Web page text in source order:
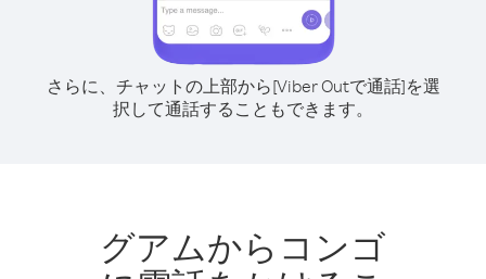
さらに、チャットの上部から[Viber Outで通話]を選
択して通話することもできます。
グアムからコンゴ